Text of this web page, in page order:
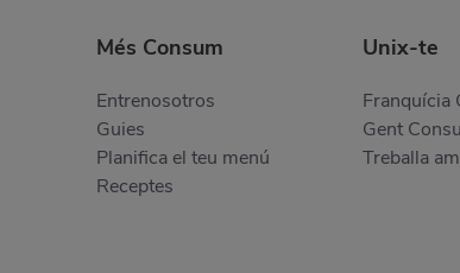
Més Consum
Entrenosotros
Guies
Planifica el teu menú
Receptes
Unix-te
Franquícia
Gent
Treballa